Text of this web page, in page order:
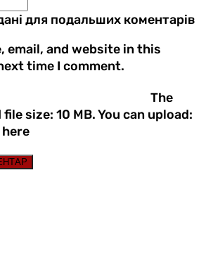
для подальших коментарів
email, and website in this
time I comment.
The
size: 10 MB.You can upload: